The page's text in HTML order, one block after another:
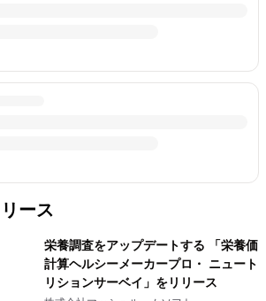
ース
栄養調査をアップデートする 「栄養価
計算ヘルシーメーカープロ・ ニュート
リションサーベイ」をリリース